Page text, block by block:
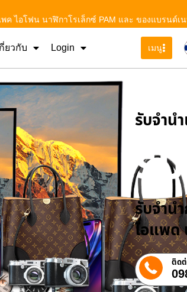
ค ไอโฟน นาฬิกาโรเล็กซ์ PAM และ ของแบรนด์เ
ยวกับ Login เมนู
รับจํานํ
รั
รับจำน
ไอแพด
ติด